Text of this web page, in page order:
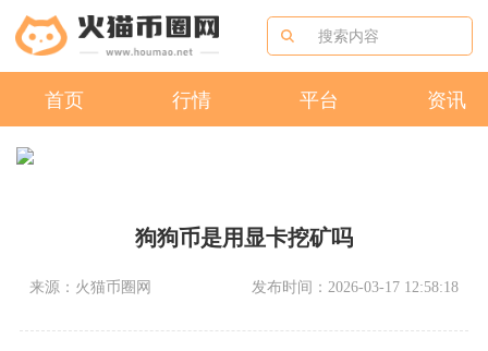
首页 行情 平台 资讯
狗狗币是用显卡挖矿吗
来源：火猫币圈网 发布时间：2026-03-17 12:58:18